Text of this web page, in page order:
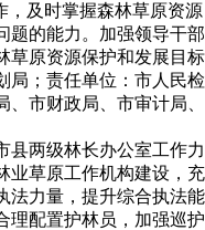
，及时掌握森林草原资源
题的能力。加强领导干部
草原资源保护和发展目标
局；责任单位：市人民检
市财政局、市审计局、
县两级林长办公室工作力
业草原工作机构建设，充
法力量，提升综合执法能
理配置护林员，加强巡护